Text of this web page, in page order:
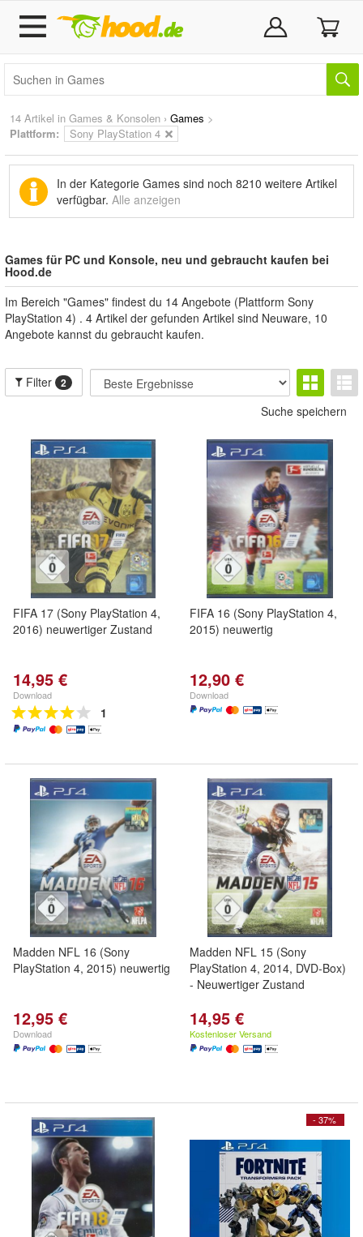
14 Artikel in Games & Konsolen › Games >
Plattform:
Sony PlayStation 4
In der Kategorie Games sind noch 8210 weitere Artikel
verfügbar. Alle anzeigen
Games für PC und Konsole, neu und gebraucht kaufen bei
Hood.de
Im Bereich "Games" findest du 14 Angebote (Plattform Sony
PlayStation 4) . 4 Artikel der gefunden Artikel sind Neuware, 10
Angebote kannst du gebraucht kaufen.
Filter 2
Suche speichern
FIFA 17 (Sony PlayStation 4,
2016) neuwertiger Zustand
14,95 €
Download
1
FIFA 16 (Sony PlayStation 4,
2015) neuwertig
12,90 €
Download
Madden NFL 16 (Sony
PlayStation 4, 2015) neuwertig
12,95 €
Download
Madden NFL 15 (Sony
PlayStation 4, 2014, DVD-Box)
- Neuwertiger Zustand
14,95 €
Kostenloser Versand
- 37%